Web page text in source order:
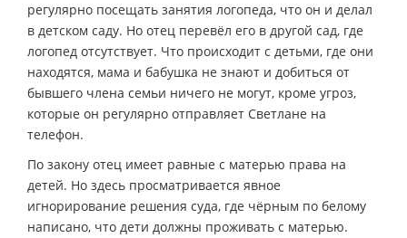
регулярно посещать занятия логопеда, что он и делал
в детском саду. Но отец перевёл его в другой сад, где
логопед отсутствует. Что происходит с детьми, где они
находятся, мама и бабушка не знают и добиться от
бывшего члена семьи ничего не могут, кроме угроз,
которые он регулярно отправляет Светлане на
телефон.
По закону отец имеет равные с матерью права на
детей. Но здесь просматривается явное
игнорирование решения суда, где чёрным по белому
написано, что дети должны проживать с матерью.